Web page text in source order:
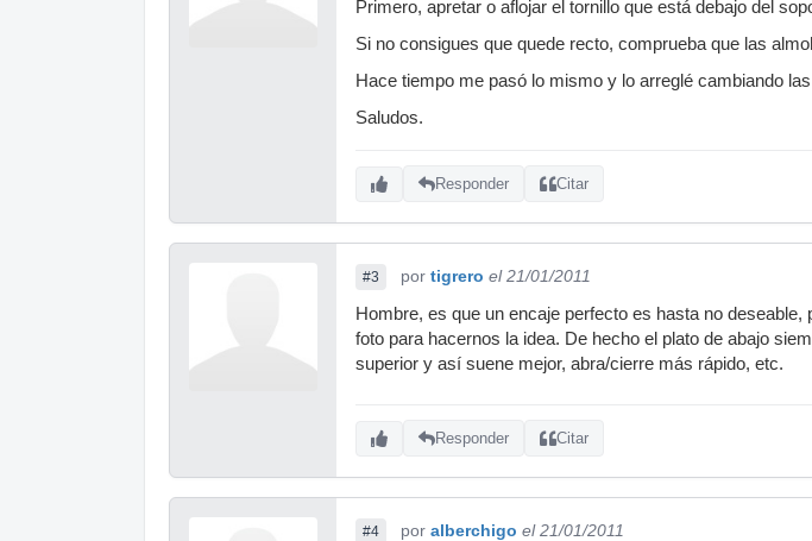
Primero, apretar o aflojar el tornillo que está debajo del
Si no consigues que quede recto, comprueba que las
Hace tiempo me pasó lo mismo y lo arreglé cambiando
Saludos.
Responder Citar
#3 por tigrero el 21/01/2011
Hombre, es que un encaje perfecto es hasta no
foto para hacernos la idea. De hecho el plato de abajo
superior y así suene mejor, abra/cierre más rápido, etc.
Responder Citar
#4 por alberchigo el 21/01/2011